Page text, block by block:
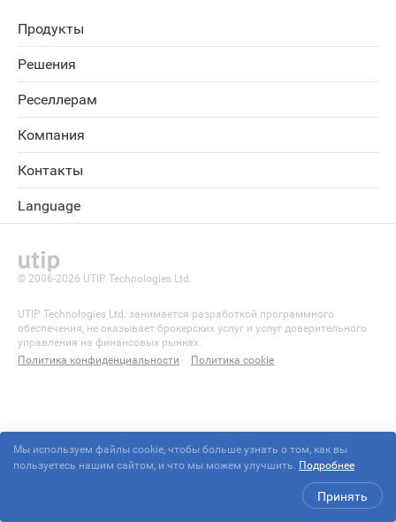
Мы используем файлы cookie, чтобы больше узнать о том, как вы
пользуетесь нашим сайтом, и что мы можем улучшить. Подробнее
Принять
Продукты
Решения
Реселлерам
Компания
Контакты
Language
© 2006-2026 UTIP Technologies Ltd.
UTIP Technologies Ltd. занимается разработкой программного
обеспечения, не оказывает брокерских услуг и услуг доверительного
управления на финансовых рынках.
Политика конфиденциальности
Политика cookie